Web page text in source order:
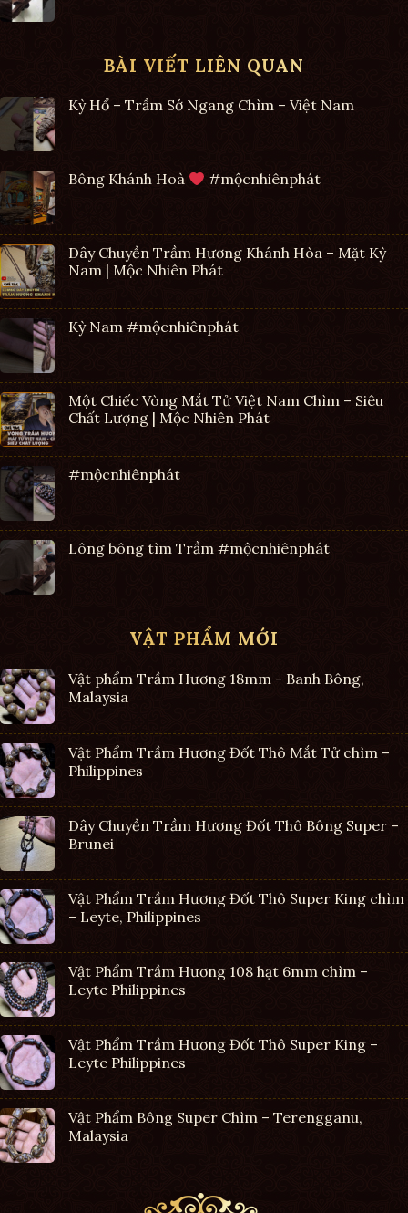
BÀI VIẾT LIÊN QUAN
Kỳ Hổ – Trầm Sớ Ngang Chìm – Việt Nam
Bông Khánh Hoà #mộcnhiênphát
Dây Chuyền Trầm Hương Khánh Hòa – Mặt Kỳ
Nam | Mộc Nhiên Phát
Kỳ Nam #mộcnhiênphát
Một Chiếc Vòng Mắt Tử Việt Nam Chìm – Siêu
Chất Lượng | Mộc Nhiên Phát
#mộcnhiênphát
Lông bông tìm Trầm #mộcnhiênphát
VẬT PHẨM MỚI
Vật phẩm Trầm Hương 18mm - Banh Bông,
Malaysia
Vật Phẩm Trầm Hương Đốt Thô Mắt Tử chìm –
Philippines
Dây Chuyền Trầm Hương Đốt Thô Bông Super –
Brunei
Vật Phẩm Trầm Hương Đốt Thô Super King chìm
– Leyte, Philippines
Vật Phẩm Trầm Hương 108 hạt 6mm chìm –
Leyte Philippines
Vật Phẩm Trầm Hương Đốt Thô Super King –
Leyte Philippines
Vật Phẩm Bông Super Chìm – Terengganu,
Malaysia